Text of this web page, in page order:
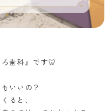
歯科』です🦷
いいの？
ると、